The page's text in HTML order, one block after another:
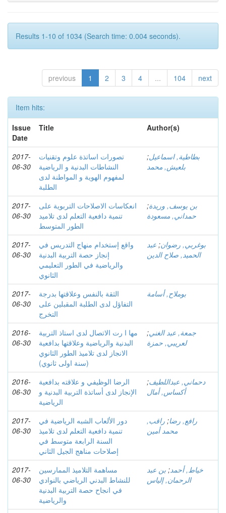
Results 1-10 of 1034 (Search time: 0.004 seconds).
previous 1 2 3 4 ... 104 next
Item hits:
Issue
Date
Title Author(s)
2017-
06-30
تصورات اساتذة علوم وتقنيات
النشاطات البدنية و الرياضية
لمفهوم الهوية و المواطنة لدى
الطلبة
بطاطية, اسماعيل;
بلعيش, محمد
2017-
06-30
انعكاسات الاصلاحات التربوية على
تنمية دافعية التعلم لدى تلاميد
الطور المتوسط
بن يوسف, وريدة;
حمداني, مسعودة
2017-
06-30
واقع إستخدام منهاج التدریس في
إنجاز حصة التربیة البدنیة
والریاضیة في الطور التعلیمي
الثانوي
بوغربي, رضوان; عبد
الحمید, صلاح الدین
2017-
06-30
الثقة بالنفس وعلاقتها بدرجة
التفاؤل لدى الطلبة المقبلين على
التخرج
بوملاح, أسامة
2016-
06-30
مها ا رت الاتصال لدى استاذ التربية
البدنية والرياضية وعلاقتها بدافعية
الانجاز لدى تلاميذ الطور الثانوي
(سنة اولى ثانوي)
جمعة, عبد الغني;
لعريبي, حمزة
2016-
06-30
الرضا الوظيفي و علاقته بدافعية
الإنجاز لدى أساتذة التربية البدنية و
الرياضية
دحماني, عبداللطیف;
أكساس, أمال
2017-
06-30
دور الألعاب الشبه الرياضية في
تنمية دافعية التعلم لدى تلاميذ
السنة الرابعة متوسط في
إصلاحات مناهج الجيل الثاني
رافع, رضا; راقب,
محمد أمين
2017-
06-30
مساھمة التلامیذ الممارسین
للنشاط البدني الریاضي بالنوادي
في انجاح حصة التربیة البدنیة
والریاضیة
خیاط, أحمد; بن عبد
الرحمان, إلیاس